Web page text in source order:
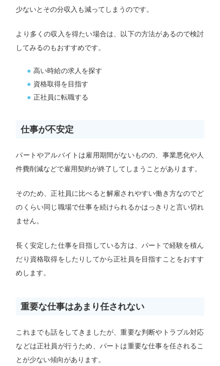
少ないとその分収入も減ってしまうのです。
より多くの収入を得たい場合は、以下の方法があるので検討
してみるのもおすすめです。
高い時給の求人を探す
資格取得を目指す
正社員に転職する
仕事が不安定
パートやアルバイトは雇用期間がないものの、事業悪化や人
件費削減などで雇用契約が終了してしまうことがあります。
そのため、正社員に比べると解雇されやすい働き方なのでど
のくらい同じ職場で仕事を続けられるかはっきりと言い切れ
ません。
長く安定した仕事を目指している方は、パートで経験を積ん
だり資格取得をしたりしてから正社員を目指すことをおすす
めします。
重要な仕事はあまり任されない
これまでも話をしてきましたが、重要な判断やトラブル対応
などは正社員が行うため、パートは重要な仕事を任されるこ
とが少ない傾向があります。